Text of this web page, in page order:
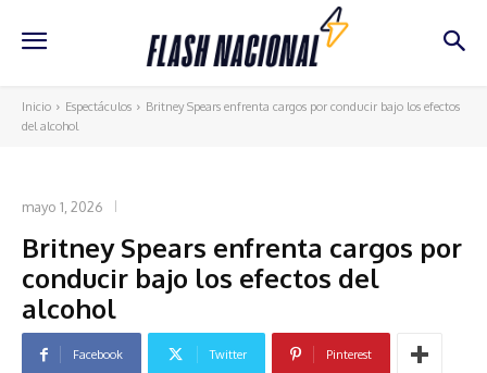
Inicio Espectáculos
Britney Spears enfrenta cargos por conducir bajo los efectos
del alcohol
mayo 1, 2026
Britney Spears enfrenta cargos por
conducir bajo los efectos del
alcohol
Facebook Twitter Pinterest